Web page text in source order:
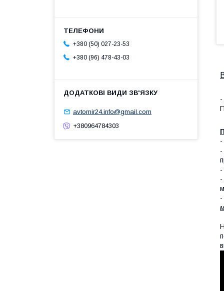
-
-
-
-
-
+380 (50) 027-23-53
+380 (96) 478-43-03
avtomir24.info@gmail.com
+380964784303